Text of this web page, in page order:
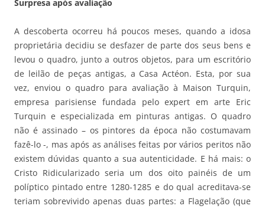
Surpresa após avaliação
A descoberta ocorreu há poucos meses, quando a idosa
proprietária decidiu se desfazer de parte dos seus bens e
levou o quadro, junto a outros objetos, para um escritório
de leilão de peças antigas, a Casa Actéon. Esta, por sua
vez, enviou o quadro para avaliação à Maison Turquin,
empresa parisiense fundada pelo expert em arte Eric
Turquin e especializada em pinturas antigas. O quadro
não é assinado – os pintores da época não costumavam
fazê-lo -, mas após as análises feitas por vários peritos não
existem dúvidas quanto a sua autenticidade. E há mais: o
Cristo Ridicularizado seria um dos oito painéis de um
políptico pintado entre 1280-1285 e do qual acreditava-se
teriam sobrevivido apenas duas partes: a Flagelação (que